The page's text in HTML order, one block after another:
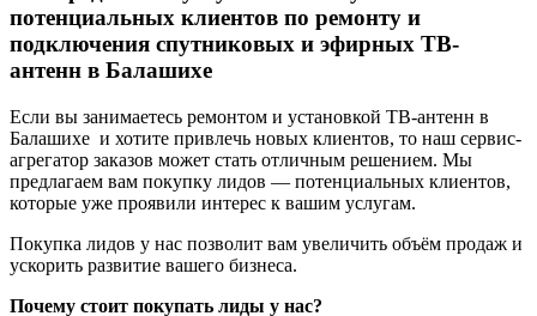
потенциальных клиентов по ремонту и
подключения спутниковых и эфирных ТВ-
антенн в Балашихе
Если вы занимаетесь ремонтом и установкой ТВ-антенн в
Балашихе и хотите привлечь новых клиентов, то наш сервис-
агрегатор заказов может стать отличным решением. Мы
предлагаем вам покупку лидов — потенциальных клиентов,
которые уже проявили интерес к вашим услугам.
Покупка лидов у нас позволит вам увеличить объём продаж и
ускорить развитие вашего бизнеса.
Почему стоит покупать лиды у нас?